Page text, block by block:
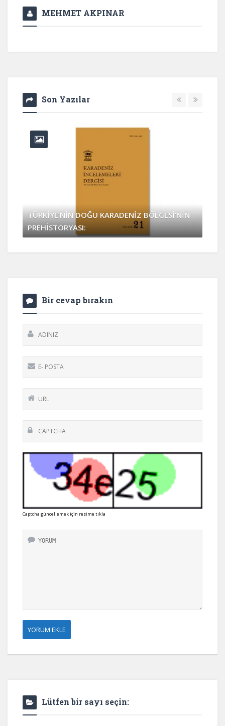
MEHMET AKPINAR
Son Yazılar
TÜRKİYE’NİN DOĞU KARADENİZ BÖLGESİ’NİN
PREHİSTORYASI:
Bir cevap bırakın
Captcha güncellemek için resime tıkla
Lütfen bir sayı seçin: